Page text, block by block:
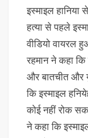
इस्माइल हानिया
हत्या से पहले
वीडियो वायरल
रहमान ने कहा
और बातचीत और
कि इस्माइल
कोई नहीं रोक
ने कहा कि